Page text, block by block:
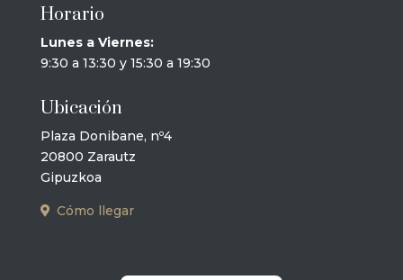
Horario
Lunes a Viernes:
9:30 a 13:30 y 15:30 a 19:30
Ubicación
Plaza Donibane, nº4
20800 Zarautz
Gipuzkoa
Cómo llegar